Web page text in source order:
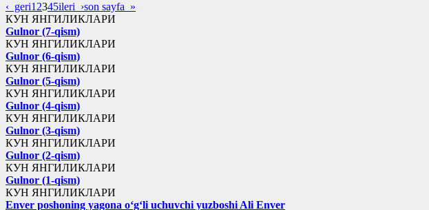
‹ geri1 2345ileri ›son sayfa »
КУН ЯНГИЛИКЛАРИ
Gulnor (7-qism)
КУН ЯНГИЛИКЛАРИ
Gulnor (6-qism)
КУН ЯНГИЛИКЛАРИ
Gulnor (5-qism)
КУН ЯНГИЛИКЛАРИ
Gulnor (4-qism)
КУН ЯНГИЛИКЛАРИ
Gulnor (3-qism)
КУН ЯНГИЛИКЛАРИ
Gulnor (2-qism)
КУН ЯНГИЛИКЛАРИ
Gulnor (1-qism)
КУН ЯНГИЛИКЛАРИ
Enver poshoning yagona o‘g‘li uchuvchi yuzboshi Ali Enver